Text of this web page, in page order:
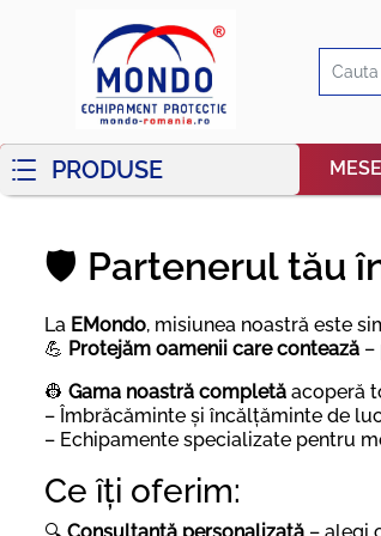
PRODUSE
🛡️ Partenerul tău
La EMondo, misiunea noastră este
💪 Protejăm oamenii care contează –
👷 Gama noastră completă acoperă
– Îmbrăcăminte și încălțăminte de
– Echipamente specializate pentru
Ce îți oferim: